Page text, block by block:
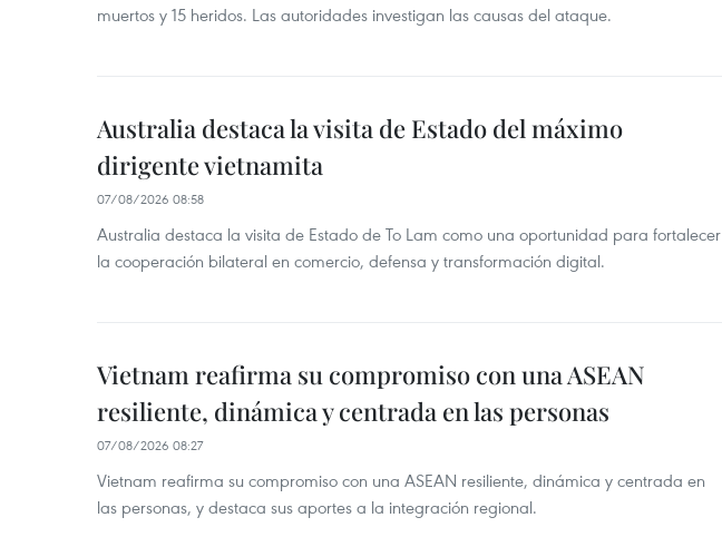
muertos y 15 heridos. Las autoridades investigan las causas del ataque.
Australia destaca la visita de Estado del máximo
dirigente vietnamita
07/08/2026 08:58
Australia destaca la visita de Estado de To Lam como una oportunidad para fortalecer
la cooperación bilateral en comercio, defensa y transformación digital.
Vietnam reafirma su compromiso con una ASEAN
resiliente, dinámica y centrada en las personas
07/08/2026 08:27
Vietnam reafirma su compromiso con una ASEAN resiliente, dinámica y centrada en
las personas, y destaca sus aportes a la integración regional.